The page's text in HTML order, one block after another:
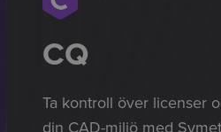
CQ
Ta kontroll över licenser
din CAD-miljö med